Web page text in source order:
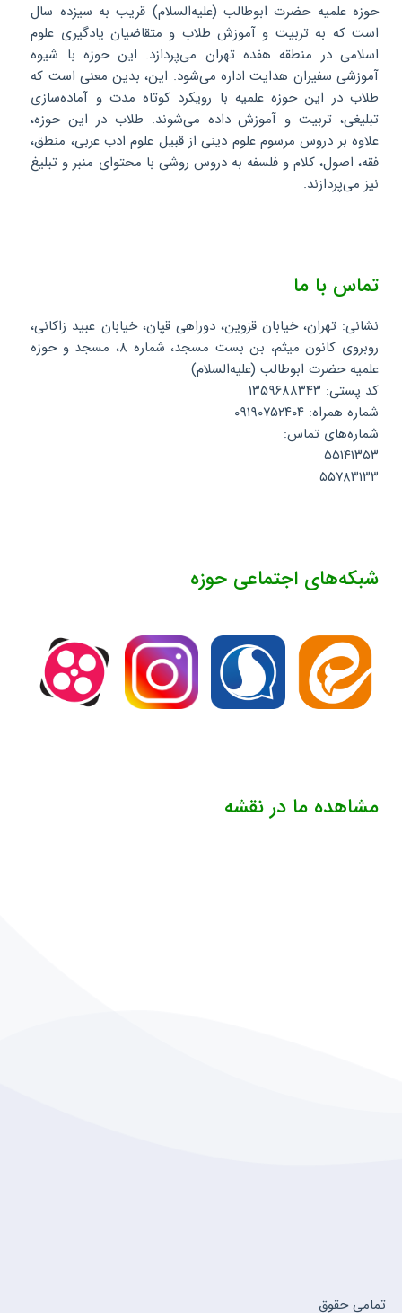
حوزه علمیه حضرت ابوطالب (علیه‌السلام) قریب به سیزده سال
است که به تربیت و آموزش طلاب و متقاضیان یادگیری علوم
اسلامی در منطقه هفده تهران می‌پردازد. این حوزه با شیوه
آموزشی سفیران هدایت اداره می‌شود. این، بدین معنی است که
طلاب در این حوزه علمیه با رویکرد کوتاه مدت و آماده‌سازی
تبلیغی، تربیت و آموزش داده می‌شوند. طلاب در این حوزه،
علاوه بر دروس مرسوم علوم دینی از قبیل علوم ادب عربی، منطق،
فقه، اصول، کلام و فلسفه به دروس روشی با محتوای منبر و تبلیغ
نیز می‌پردازند.
تماس با ما
نشانی: تهران، خیابان قزوین، دوراهی قپان، خیابان عبید زاکانی،
روبروی کانون میثم، بن بست مسجد، شماره ۸، مسجد و حوزه
علمیه حضرت ابوطالب (علیه‌السلام)
کد پستی: ۱۳۵۹۶۸۸۳۴۳
شماره همراه: ۰۹۱۹۰۷۵۲۴۰۴
شماره‌های تماس:
۵۵۱۴۱۳۵۳
۵۵۷۸۳۱۳۳
شبکه‌های اجتماعی حوزه
مشاهده ما در نقشه
تمامی حقوق